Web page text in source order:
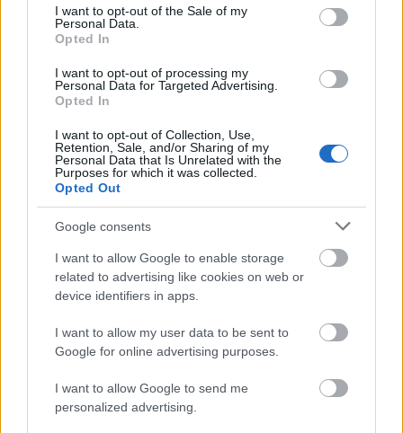
consent section.
I want to opt-out of the Sale of my
Personal Data.
Opted In
I want to opt-out of processing my
Personal Data for Targeted Advertising.
Opted In
I want to opt-out of Collection, Use,
Retention, Sale, and/or Sharing of my
Personal Data that Is Unrelated with the
Purposes for which it was collected.
Opted Out
Google consents
I want to allow Google to enable storage
related to advertising like cookies on web or
device identifiers in apps.
I want to allow my user data to be sent to
Google for online advertising purposes.
I want to allow Google to send me
personalized advertising.
borítás fedi, amelyre belülről egy iktatási szám van
felírva: 58.259.1. Ezt vélhetően a szigetvári
kézzel írva olvasható: Kovács György ajándéka.
Az egész munka kézírással készült, a cirádás betűk
nem nehezítik az olvasást, sokkal inkább a maitól
nagyon eltérő, s már akkor is hibás helyesírással írt
szavak és az, hogy az írója semmiféle központozást,
írásjelet nem alkalmazott.
A napló közreadásakor arra törekedtünk, hogy
könnyen olvasható legyen, ezért a helyesírást
javítottuk, a szöveget központoztuk, de a szavakon, a
mondatokon, azok sorrendjén semmit sem
A napló, mivel azt az írója egy „közgyűjteménynek”
számára hozzáférhető. Szerecz Miklós a Nagy
Háború Kutatásáért Közhasznú Alapítvány